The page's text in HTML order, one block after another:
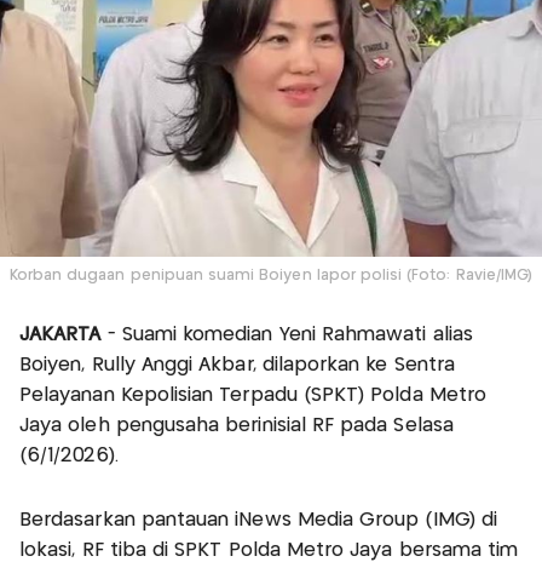
Korban dugaan penipuan suami Boiyen lapor polisi (Foto: Ravie/IMG)
JAKARTA- Suami komedian Yeni Rahmawati alias
Boiyen, Rully Anggi Akbar, dilaporkan ke Sentra
Pelayanan Kepolisian Terpadu (SPKT) Polda Metro
Jaya oleh pengusaha berinisial RF pada Selasa
(6/1/2026).
Berdasarkan pantauan iNews Media Group (IMG) di
lokasi, RF tiba di SPKT Polda Metro Jaya bersama tim